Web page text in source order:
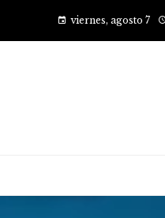
viernes, agosto 7